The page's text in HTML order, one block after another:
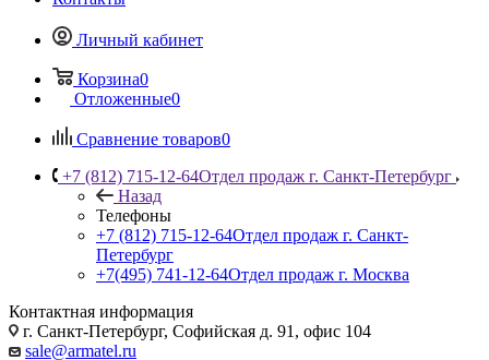
Личный кабинет
Корзина0
Отложенные0
Сравнение товаров0
+7 (812) 715-12-64Отдел продаж г. Санкт-Петербург
Назад
Телефоны
+7 (812) 715-12-64Отдел продаж г. Санкт-
Петербург
+7(495) 741-12-64Отдел продаж г. Москва
Контактная информация
г. Санкт-Петербург, Софийская д. 91, офис 104
sale@armatel.ru